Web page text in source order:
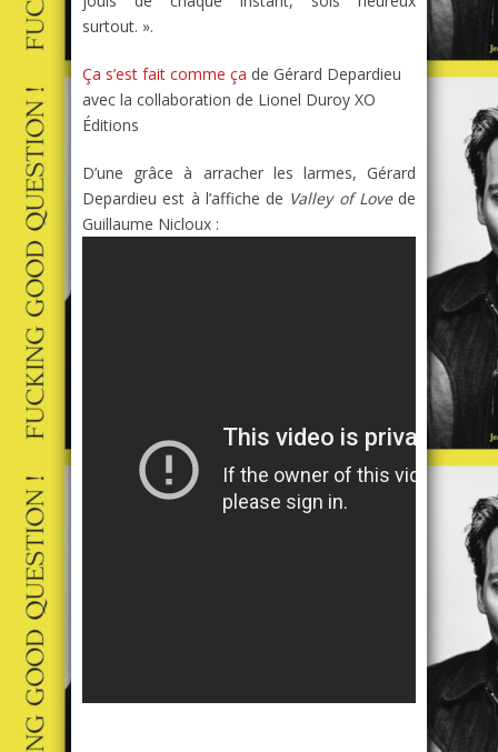
surtout. ».
Ça s’est fait comme ça de Gérard Depardieu
avec la collaboration de Lionel Duroy XO
Éditions
D’une grâce à arracher les larmes, Gérard
Depardieu est à l’affiche de Valley of Lovede
Guillaume Nicloux :